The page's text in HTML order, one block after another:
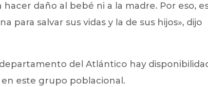
hacer daño al bebé ni a la madre. Por eso,
para salvar sus vidas y la de sus hijos», dijo
del Atlántico hay
este grupo poblacional.